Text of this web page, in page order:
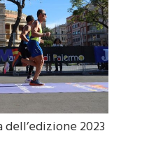
dell’edizione 2023